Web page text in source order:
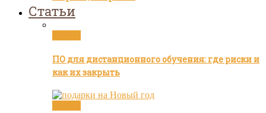
Статьи
ПО для дистанционного обучения: где риски и
как их закрыть